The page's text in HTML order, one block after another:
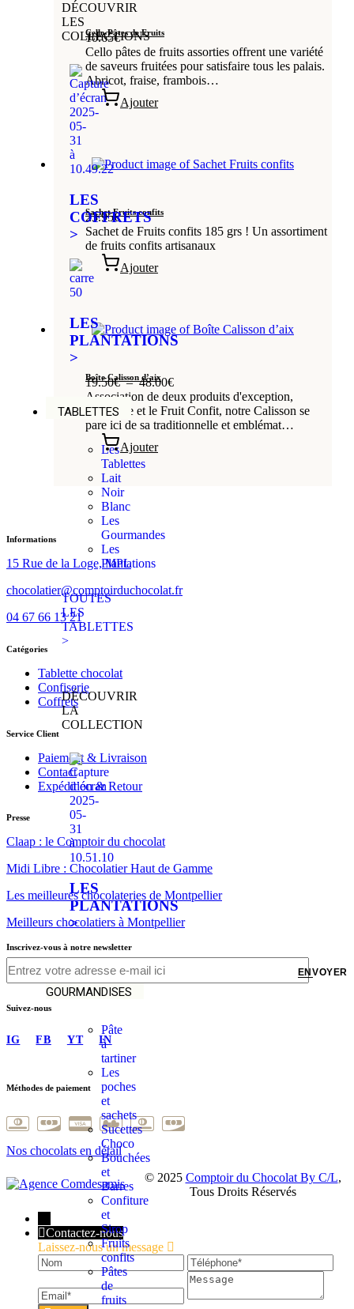
DÉCOUVRIR
LES
COLLECTIONS
LES
COFFRETS
>
LES
PLANTATIONS
>
TABLETTES
Les
Tablettes
Lait
Noir
Blanc
Les
Gourmandes
Les
Plantations
TOUTES
LES
TABLETTES
>
DÉCOUVRIR
LA
COLLECTION
LES
PLANTATIONS
>
LES
GOURMANDISES
Pâte
à
tartiner
Les
poches
et
sachets
Sucettes
Choco
Bouchées
et
Barres
Confiture
et
Sirop
Fruits
confits
Pâtes
de
fruits
Cello Pâtes de Fruits
10.65€
Cello pâtes de fruits assorties offrent une variété
de saveurs fruitées pour satisfaire tous les palais.
Abricot, fraise, frambois…
Ajouter
Sachet Fruits confits
23.95€
Sachet de Fruits confits 185 grs ! Un assortiment
de fruits confits artisanaux
Ajouter
Boîte Calisson d’aix
19.50€ – 48.00€
Association de deux produits d'exception,
l'Amande et le Fruit Confit, notre Calisson se
pare ici de sa traditionnelle et emblémat…
Ajouter
Informations
15 Rue de la Loge, MPL
chocolatier@comptoirduchocolat.fr
04 67 66 13 21
Catégories
Tablette chocolat
Confiserie
Coffrets
Service Client
Paiement & Livraison
Contact
Expédition & Retour
Presse
Claap : le Comptoir du chocolat
Midi Libre : Chocolatier Haut de Gamme
Les meilleures chocolateries de Montpellier
Meilleurs chocolatiers à Montpellier
Inscrivez-vous à notre newsletter
ENVOYER
Suivez-nous
IG FB YT IN
Méthodes de paiement
Nos chocolats en détail
© 2025 Comptoir du Chocolat By C/L,
Tous Droits Réservés
Contactez-nous
Laissez-nous un message
Nom
Téléphone
Message